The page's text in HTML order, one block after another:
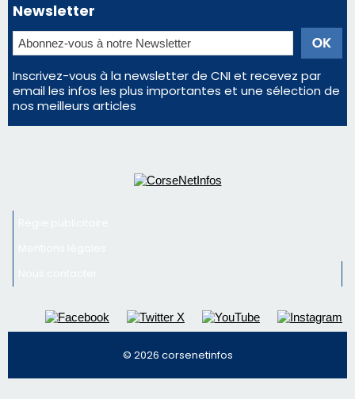
Newsletter
Inscrivez-vous à la newsletter de CNI et recevez par
email les infos les plus importantes et une sélection de
nos meilleurs articles
© 2026 corsenetinfos